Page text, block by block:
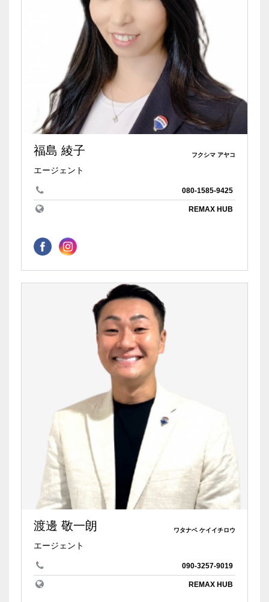
福島 綾子 フクシマ アヤコ
エージェント
080-1585-9425
REMAX HUB
渡邊 敬一朗 ワタナベ ケイイチロウ
エージェント
090-3257-9019
REMAX HUB